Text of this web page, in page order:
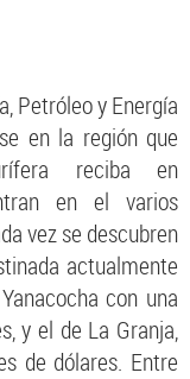
Petróleo y Energía
en la región que
reciba en
en el varios
vez se descubren
actualmente
con una
y el de La Granja,
de dólares. Entre